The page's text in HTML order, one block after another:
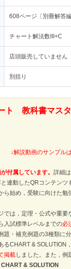
608ページ〔別冊解答
チャート解法数III+C
店頭販売していません
別括り
ト 教科書マスタ
↓解説動画のサンプル
付属しています。詳細は
連動したQRコンテンツ
ら始め，受験に向けた
では，定理・公式や重要
入試標準レベルまでの必
題・補充例題の3種類に
るCHART & SOLUTION
掲載しました。また，例
CHART & SOLUTION